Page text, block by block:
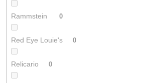
Rammstein 0
Red Eye Louie's 0
Relicario 0